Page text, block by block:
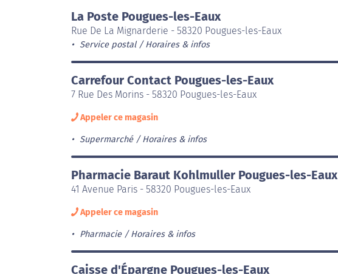
La Poste Pougues-les-Eaux
Rue De La Mignarderie - 58320 Pougues-les-Eaux
Service postal Horaires & infos
Carrefour Contact Pougues-les-Eaux
7 Rue Des Morins - 58320 Pougues-les-Eaux
Appeler ce magasin
Supermarché Horaires & infos
Pharmacie Baraut Kohlmuller Pougues-les-Eaux
41 Avenue Paris - 58320 Pougues-les-Eaux
Appeler ce magasin
Pharmacie Horaires & infos
Caisse d'Épargne Pougues-les-Eaux